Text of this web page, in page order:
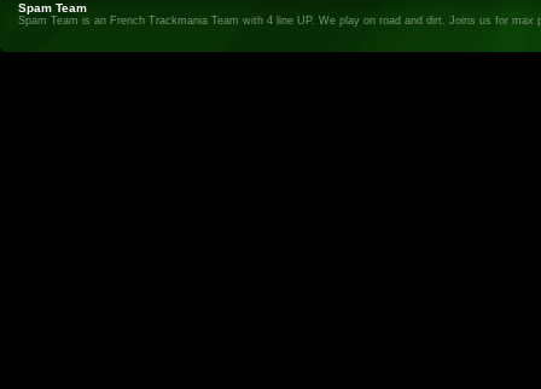
Spam Team
Spam Team is an French Trackmania Team with 4 line UP. We play on road and dirt. Joins us for max